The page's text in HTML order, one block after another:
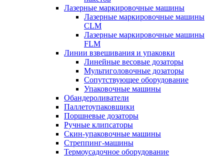
Лазерные маркировочные машины
Лазерные маркировочные машины
CLM
Лазерные маркировочные машины
FLM
Линии взвешивания и упаковки
Линейные весовые дозаторы
Мультиголовочные дозаторы
Сопутствующее оборудование
Упаковочные машины
Обандероливатели
Паллетоупаковщики
Поршневые дозаторы
Ручные клипсаторы
Скин-упаковочные машины
Стреппинг-машины
Термоусадочное оборудование